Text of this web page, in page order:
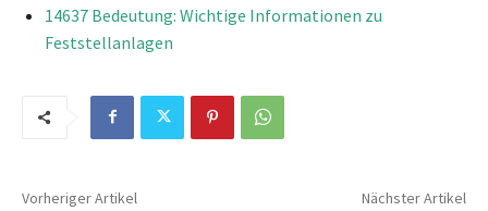
14637 Bedeutung: Wichtige Informationen zu
Feststellanlagen
Vorheriger Artikel Nächster Artikel